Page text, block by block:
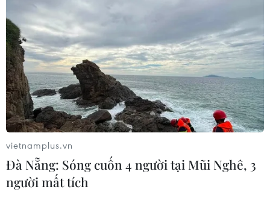
vietnamplus.vn
Đà Nẵng: Sóng cuốn 4 người tại Mũi Nghê, 3
người mất tích